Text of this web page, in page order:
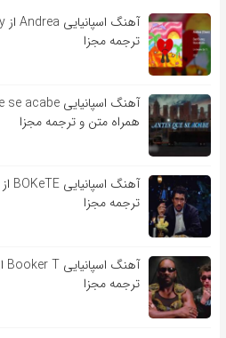
ترجمه مجزا
همراه متن و ترجمه مجزا
ترجمه مجزا
ترجمه مجزا